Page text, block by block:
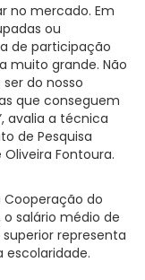
no mercado. Em
ou
de participação
muito grande. Não
do nosso
que conseguem
avalia a técnica
de Pesquisa
Fontoura.
Cooperação do
salário médio de
representa